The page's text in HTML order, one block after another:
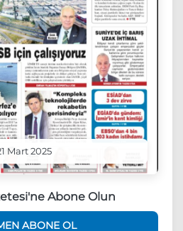
Mart 2025
Abone Olun
ABONE OL